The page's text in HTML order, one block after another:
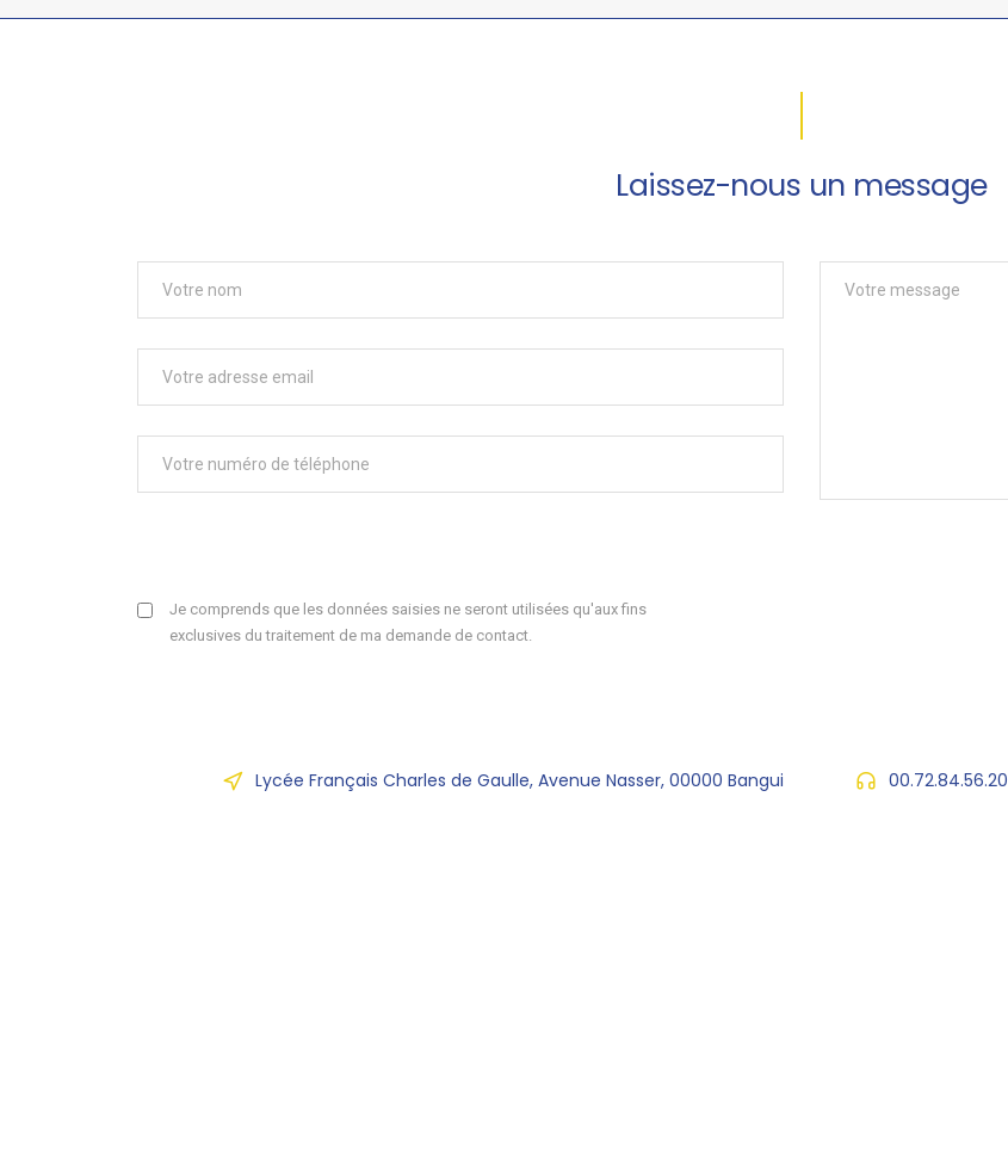
Laissez-nous un message
Je comprends que les données saisies ne seront utilisées qu'aux fins
exclusives du traitement de ma demande de contact.
Lycée Français Charles de Gaulle, Avenue Nasser, 00000 Bangui 00.72.84.56.20